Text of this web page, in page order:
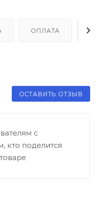
ОПЛАТА
ОСТАВИТЬ ОТЗЫВ
с
кто поделится